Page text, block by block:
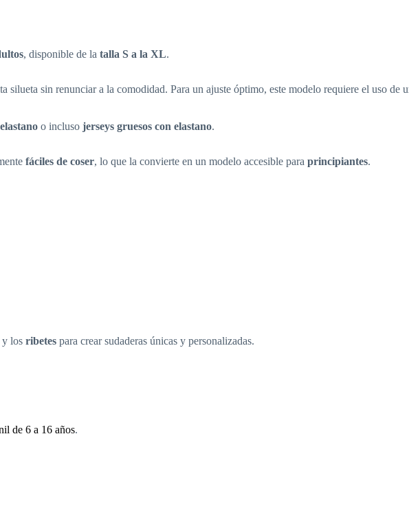
, disponible de la talla S a la XL.
silueta sin renunciar a la comodidad. Para un ajuste óptimo, este modelo requiere el uso de
o incluso jerseys gruesos con elastano.
fáciles de coser, lo que la convierte en un modelo accesible para principiantes.
y los ribetes para crear sudaderas únicas y personalizadas.
de 6 a 16 años.